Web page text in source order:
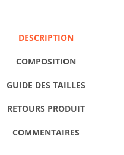
DESCRIPTION
COMPOSITION
GUIDE DES TAILLES
RETOURS PRODUIT
COMMENTAIRES